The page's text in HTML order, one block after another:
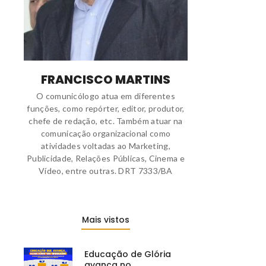
FRANCISCO MARTINS
O comunicólogo atua em diferentes
funções, como repórter, editor, produtor,
chefe de redação, etc. Também atuar na
comunicação organizacional como
atividades voltadas ao Marketing,
Publicidade, Relações Públicas, Cinema e
Vídeo, entre outras. DRT 7333/BA
Mais vistos
Educação de Glória